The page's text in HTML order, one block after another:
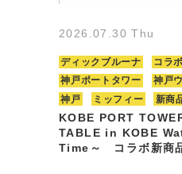
2026.07.30 Thu
ディックブルーナ コラ
神戸ポートタワー
神戸
神戸
ミッフィー 新商
KOBE PORT
TABLE in KOBE
Time～ コラボ新商